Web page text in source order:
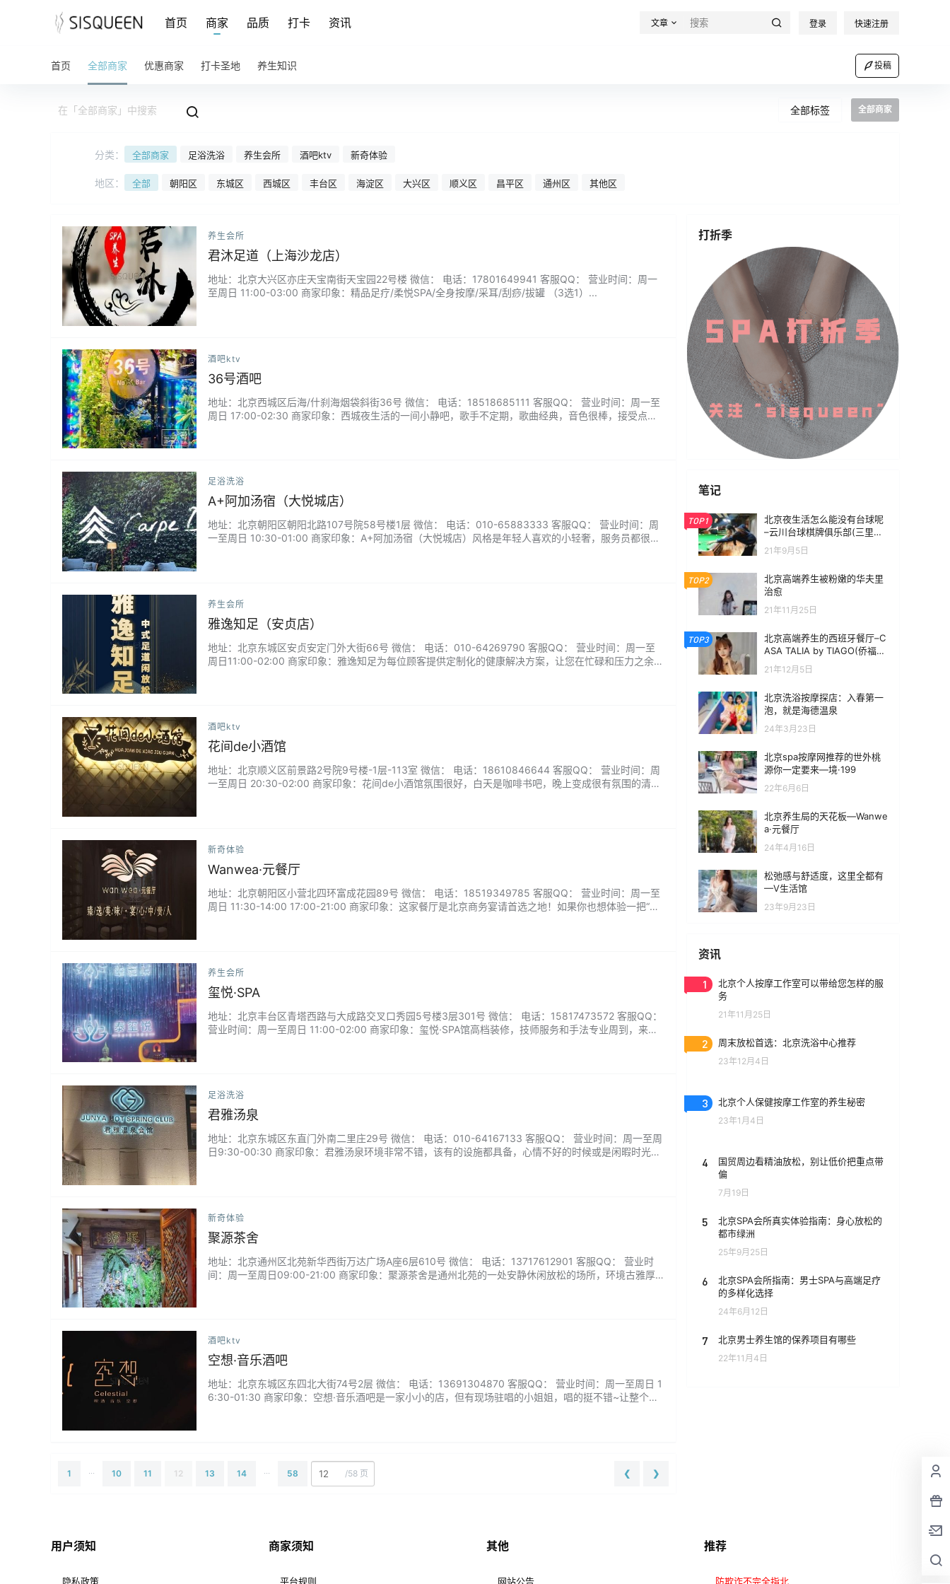
首页 商家 品质 打卡 资讯 文章 登录 快速注册
首页 全部商家 优惠商家 打卡圣地 养生知识 投稿
全部标签 全部商家
分类： 全部商家 足浴洗浴 养生会所 酒吧ktv 新奇体验
地区： 全部 朝阳区 东城区 西城区 丰台区 海淀区 大兴区 顺义区 昌平区 通州区 其他区
养生会所
君沐足道（上海沙龙店）
地址：北京大兴区亦庄天宝南街天宝园22号楼 微信： 电话：17801649941 客服QQ： 营业时间：周一
至周日 11:00-03:00 商家印象：精品足疗/柔悦SPA/全身按摩/采耳/刮痧/拔罐 （3选1）...
酒吧ktv
36号酒吧
地址：北京西城区后海/什刹海烟袋斜街36号 微信： 电话：18518685111 客服QQ： 营业时间：周一至
周日 17:00-02:30 商家印象：西城夜生活的一间小静吧，歌手不定期，歌曲经典，音色很棒，接受点
足浴洗浴
A+阿加汤宿（大悦城店）
地址：北京朝阳区朝阳北路107号院58号楼1层 微信： 电话：010-65883333 客服QQ： 营业时间：周
一至周日 10:30-01:00 商家印象：A+阿加汤宿（大悦城店）风格是年轻人喜欢的小轻奢，服务员都很热
养生会所
雅逸知足（安贞店）
地址：北京东城区安贞安定门外大街66号 微信： 电话：010-64269790 客服QQ： 营业时间：周一至
周日11:00-02:00 商家印象：雅逸知足为每位顾客提供定制化的健康解决方案，让您在忙碌和压力之余，
酒吧ktv
花间de小酒馆
地址：北京顺义区前景路2号院9号楼-1层-113室 微信： 电话：18610846644 客服QQ： 营业时间：周
一至周日 20:30-02:00 商家印象：花间de小酒馆氛围很好，白天是咖啡书吧，晚上变成很有氛围的清
新奇体验
Wanwea·元餐厅
地址：北京朝阳区小营北四环富成花园89号 微信： 电话：18519349785 客服QQ： 营业时间：周一至
周日 11:30-14:00 17:00-21:00 商家印象：这家餐厅是北京商务宴请首选之地！如果你也想体验一把“只
养生会所
玺悦·SPA
地址：北京丰台区青塔西路与大成路交叉口秀园5号楼3层301号 微信： 电话：15817473572 客服QQ：
营业时间：周一至周日 11:00-02:00 商家印象：玺悦·SPA馆高档装修，技师服务和手法专业周到，来这
足浴洗浴
君雅汤泉
地址：北京东城区东直门外南二里庄29号 微信： 电话：010-64167133 客服QQ： 营业时间：周一至周
日9:30-00:30 商家印象：君雅汤泉环境非常不错，该有的设施都具备，心情不好的时候或是闲暇时光可
新奇体验
聚源茶舍
地址：北京通州区北苑新华西街万达广场A座6层610号 微信： 电话：13717612901 客服QQ： 营业时
间：周一至周日09:00-21:00 商家印象：聚源茶舍是通州北苑的一处安静休闲放松的场所，环境古雅厚
酒吧ktv
空想·音乐酒吧
地址：北京东城区东四北大街74号2层 微信： 电话：13691304870 客服QQ： 营业时间：周一至周日 1
6:30-01:30 商家印象：空想·音乐酒吧是一家小小的店，但有现场驻唱的小姐姐，唱的挺不错~让整个店
1 10 11 12 13 14 58 /58 页 ❮ ❯
打折季
笔记
TOP1
北京夜生活怎么能没有台球呢
–云川台球棋牌俱乐部(三里屯
店)
21年9月5日
TOP2
北京高端养生被粉嫩的华夫里
治愈
21年11月25日
TOP3
北京高端养生的西班牙餐厅–C
ASA TALIA by TIAGO(侨福芳
草地店)
21年12月5日
北京洗浴按摩探店：入春第一
泡，就是海德温泉
24年3月23日
北京spa按摩网推荐的世外桃
源你一定要来—境·199
22年6月6日
北京养生局的天花板—Wanwe
a·元餐厅
24年4月16日
松弛感与舒适度，这里全都有
—V生活馆
23年9月23日
资讯
1
北京个人按摩工作室可以带给您怎样的服
务
21年11月25日
2 周末放松首选：北京洗浴中心推荐
23年12月4日
3 北京个人保健按摩工作室的养生秘密
23年1月4日
4
国贸周边看精油放松，别让低价把重点带
偏
7月19日
5
北京SPA会所真实体验指南：身心放松的
都市绿洲
25年9月25日
6
北京SPA会所指南：男士SPA与高端足疗
的多样化选择
24年6月12日
7 北京男士养生馆的保养项目有哪些
22年11月4日
用户须知
隐私政策
商家须知
平台规则
其他
网站公告
推荐
防欺诈不完全指北